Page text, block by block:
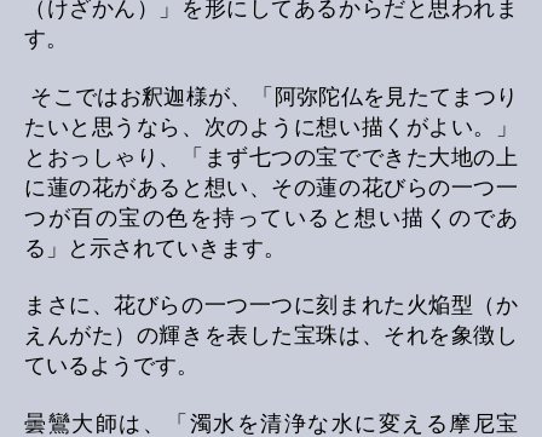
（けざかん）」を形にしてあるからだと思われま
す。
そこではお釈迦様が、「阿弥陀仏を見たてまつり
たいと思うなら、次のように想い描くがよい。」
とおっしゃり、「まず七つの宝でできた大地の上
に蓮の花があると想い、その蓮の花びらの一つ一
つが百の宝の色を持っていると想い描くのであ
る」と示されていきます。
まさに、花びらの一つ一つに刻まれた火焔型（か
えんがた）の輝きを表した宝珠は、それを象徴し
ているようです。
曇鸞大師は、「濁水を清浄な水に変える摩尼宝